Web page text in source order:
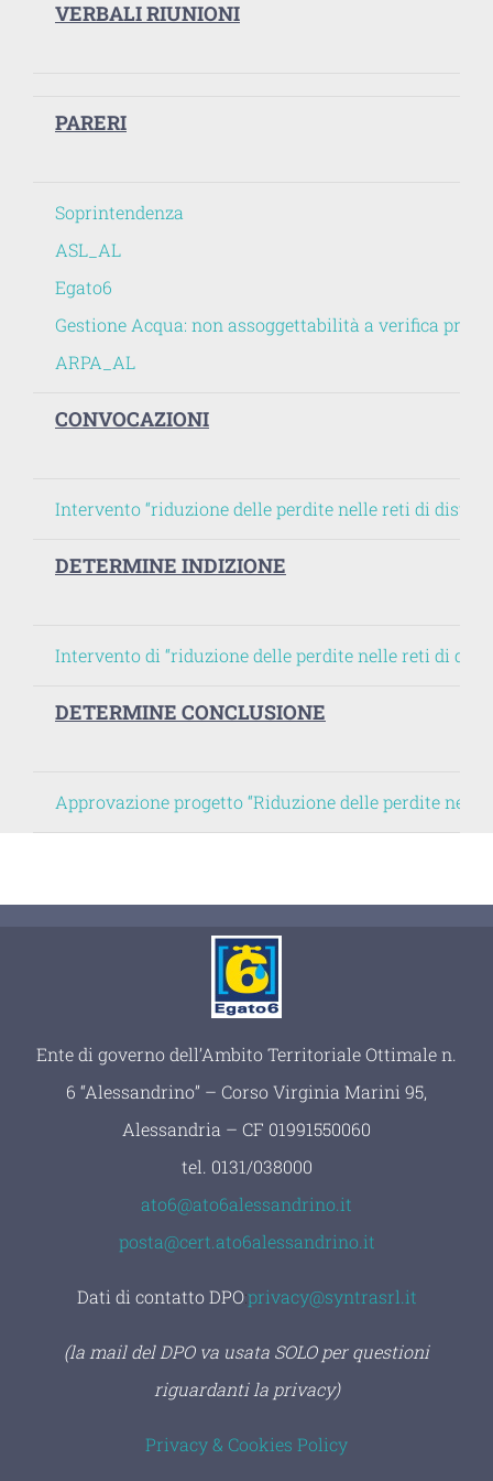
VERBALI RIUNIONI
PARERI
Soprintendenza
ASL_AL
Egato6
Gestione Acqua: non assoggettabilità a verifica
ARPA_AL
CONVOCAZIONI
Intervento “riduzione delle perdite nelle reti di
DETERMINE INDIZIONE
Intervento di “riduzione delle perdite nelle reti di
DETERMINE CONCLUSIONE
Approvazione progetto “Riduzione delle perdite
Ente di governo dell’Ambito Territoriale Ottimale n.
6 “Alessandrino” – Corso Virginia Marini 95,
Alessandria – CF 01991550060
tel. 0131/038000
ato6@ato6alessandrino.it
posta@cert.ato6alessandrino.it
Dati di contatto DPO:privacy@syntrasrl.it
(la mail del DPO va usata SOLO per questioni
riguardanti la privacy)
Privacy & Cookies Policy